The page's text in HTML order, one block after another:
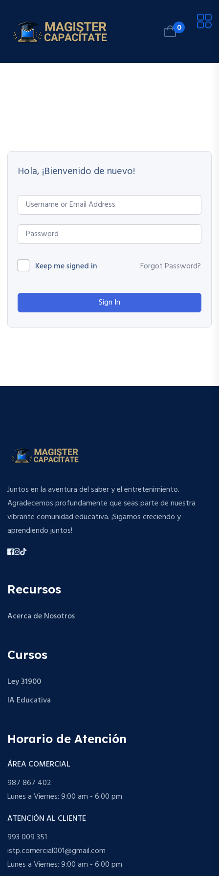
0
Hola, ¡Bienvenido de nuevo!
Keep me signed in Forgot Password?
Sign In
Juntos en la aventura del saber y el entretenimiento.
Agradecemos profundamente que seas parte de nuestra
vibrante comunidad educativa. ¡Sigamos creciendo y
aprendiendo juntos!
Recursos
Acerca de Nosotros
Cursos
Ley 31900
IA Educativa
Horario de Atención
ÁREA COMERCIAL
987 867 402
Lunes a Viernes: 9:00 am - 6:00 pm
ATENCIÓN AL CLIENTE
993 009 351
istp.comercial001@gmail.com
Lunes a Viernes: 9:00 am - 6:00 pm